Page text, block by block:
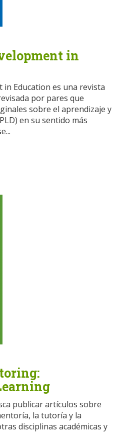
in
Education es una revista
por pares que
sobre el aprendizaje y
en su sentido más
publicar artículos sobre
la tutoría y la
disciplinas académicas y